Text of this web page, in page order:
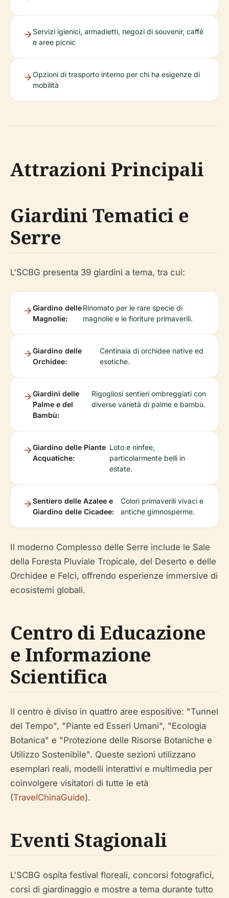
Servizi igienici, armadietti, negozi di souvenir, caffè
e aree picnic
Opzioni di trasporto interno per chi ha esigenze di
mobilità
Attrazioni Principali
Giardini Tematici e
Serre
L'SCBG presenta 39 giardini a tema, tra cui:
Giardino delle
Magnolie:
Rinomato per le rare specie di
magnolie e le fioriture primaverili.
Giardino delle
Orchidee:
Centinaia di orchidee native ed
esotiche.
Giardini delle
Palme e del
Bambù:
Rigogliosi sentieri ombreggiati con
diverse varietà di palme e bambù.
Giardino delle Piante
Acquatiche:
Loto e ninfee,
particolarmente belli in
estate.
Sentiero delle Azalee e
Giardino delle Cicadee:
Colori primaverili vivaci e
antiche gimnosperme.
Il moderno Complesso delle Serre include le Sale
della Foresta Pluviale Tropicale, del Deserto e delle
Orchidee e Felci, offrendo esperienze immersive di
ecosistemi globali.
Centro di Educazione
e Informazione
Scientifica
Il centro è diviso in quattro aree espositive: "Tunnel
del Tempo", "Piante ed Esseri Umani", "Ecologia
Botanica" e "Protezione delle Risorse Botaniche e
Utilizzo Sostenibile". Queste sezioni utilizzano
esemplari reali, modelli interattivi e multimedia per
coinvolgere visitatori di tutte le età
(TravelChinaGuide).
Eventi Stagionali
L'SCBG ospita festival floreali, concorsi fotografici,
corsi di giardinaggio e mostre a tema durante tutto